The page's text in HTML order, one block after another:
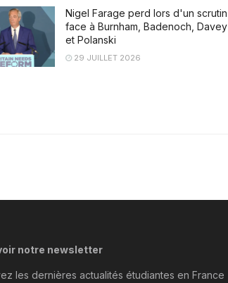
Nigel Farage perd lors d'un scrutin
face à Burnham, Badenoch, Davey
et Polanski
29 JUILLET 2026
notre newsletter
les dernières actualités étudiantes en France